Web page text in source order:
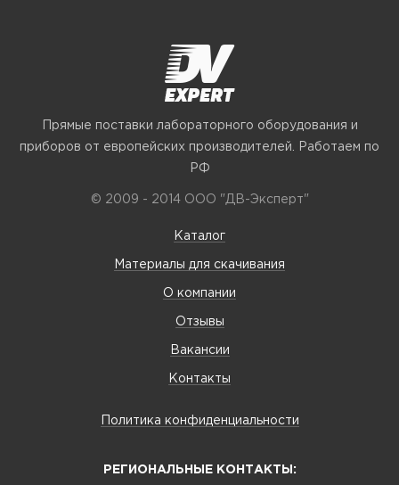
Прямые поставки лабораторного оборудования и
приборов от европейских производителей. Работаем по
РФ
© 2009 - 2014 ООО "ДВ-Эксперт"
Каталог
Материалы для скачивания
О компании
Отзывы
Вакансии
Контакты
Политика конфиденциальности
РЕГИОНАЛЬНЫЕ КОНТАКТЫ: